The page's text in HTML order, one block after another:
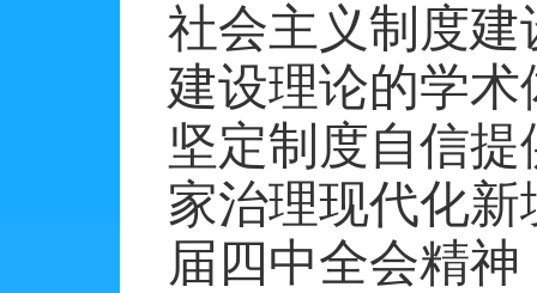
社会主义制度
建设理论的学
坚定制度自信
家治理现代化
届四中全会精